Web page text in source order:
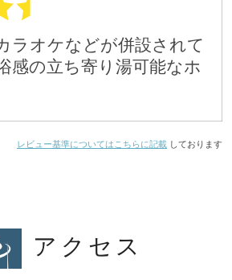
ラオケなどが併設されて
感の立ち寄り湯可能なホ
レビュー基準についてはこちらに記載 しております
アクセス